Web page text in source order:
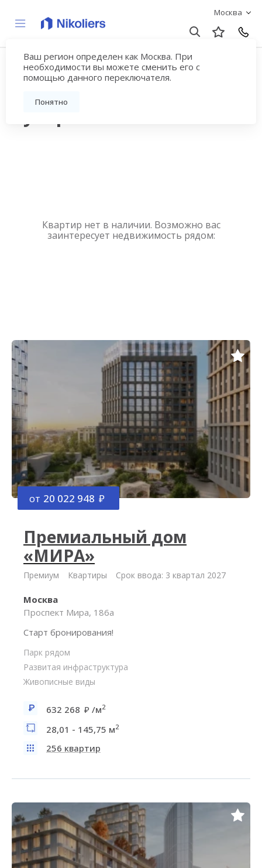
Москва
Ваш регион определен как Москва. При
необходимости вы можете сменить его с
помощью данного переключателя.
Понятно
Купить квартиру
новостройку у метро
Квартир нет в наличии. Возможно вас
заинтересует недвижимость рядом:
от 20 022 948
Премиальный дом
«МИРА»
Премиум Квартиры Срок ввода: 3 квартал 2027
Москва
Проспект Мира, 186а
Старт бронирования!
Парк рядом
Развитая инфраструктура
Живописные виды
632 268 /м2
28,01 - 145,75 м2
256 квартир